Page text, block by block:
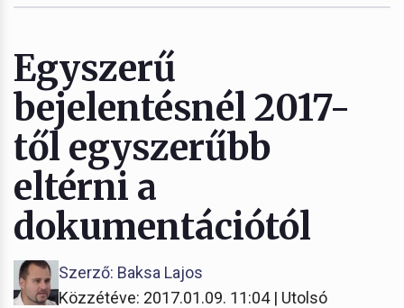
Egyszerű
bejelentésnél 2017-
től egyszerűbb
eltérni a
dokumentációtól
Szerző: Baksa Lajos
Közzétéve: 2017.01.09. 11:04 | Utolsó